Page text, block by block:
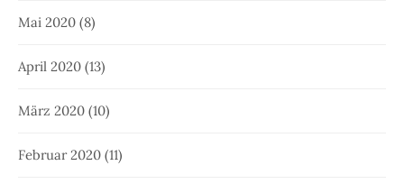
Mai 2020 (8)
April 2020 (13)
März 2020 (10)
Februar 2020 (11)